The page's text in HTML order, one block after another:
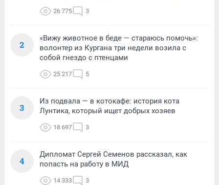
26 775 3
2
«Вижу животное в беде — стараюсь помочь»:
волонтер из Кургана три недели возила с
собой гнездо с птенцами
25 217 5
3
Из подвала — в котокафе: история кота
Лунтика, который ищет добрых хозяев
18 697 3
4
Дипломат Сергей Семенов рассказал, как
попасть на работу в МИД
14 333 3